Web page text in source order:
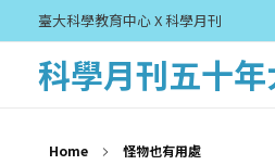
臺大科學教育中心 X 科學月刊
科學月刊五十
Home 怪物也有用處